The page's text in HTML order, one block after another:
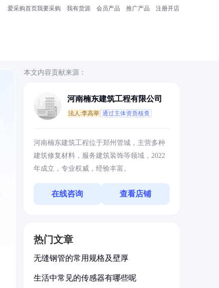
爱采购首页我要采购 我有货源 会员产品 推广产品 注册开店
本文内容贡献来源：
河南楠东建筑工程有限公司
法人:李高举 通过主体资质核查
河南楠东建筑工程位于郑州管城，主营多种
建筑修复材料，服务建筑装饰等领域，2022
年成立，专业权威，经验丰富。
在线咨询 查看店铺
热门文章
无缝钢管的常用规格及壁厚
生活中常见的传感器有哪些呢